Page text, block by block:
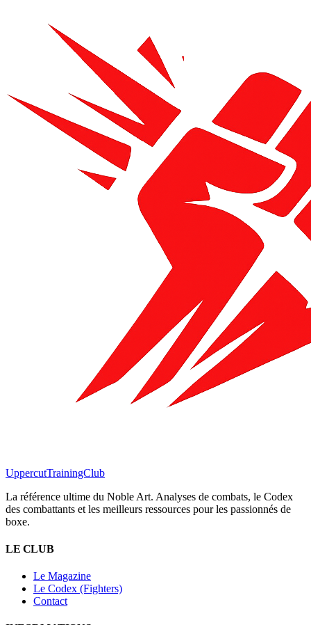
UppercutTrainingClub
La référence ultime du Noble Art. Analyses de combats, le Codex
des combattants et les meilleurs ressources pour les passionnés de
boxe.
LE CLUB
Le Magazine
Le Codex (Fighters)
Contact